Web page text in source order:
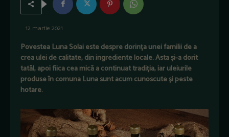
12 martie 2021
Povestea Luna Solai este despre dorința unei familii de a
crea ulei de calitate, din ingrediente locale. Asta și-a dorit
tatăl, apoi fiica cea mică a continuat tradiția, iar uleiurile
produse în comuna Luna sunt acum cunoscute și peste
hotare.